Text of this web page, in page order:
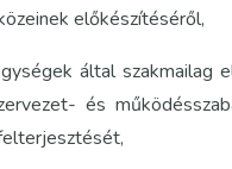
előkészítéséről,
által
és